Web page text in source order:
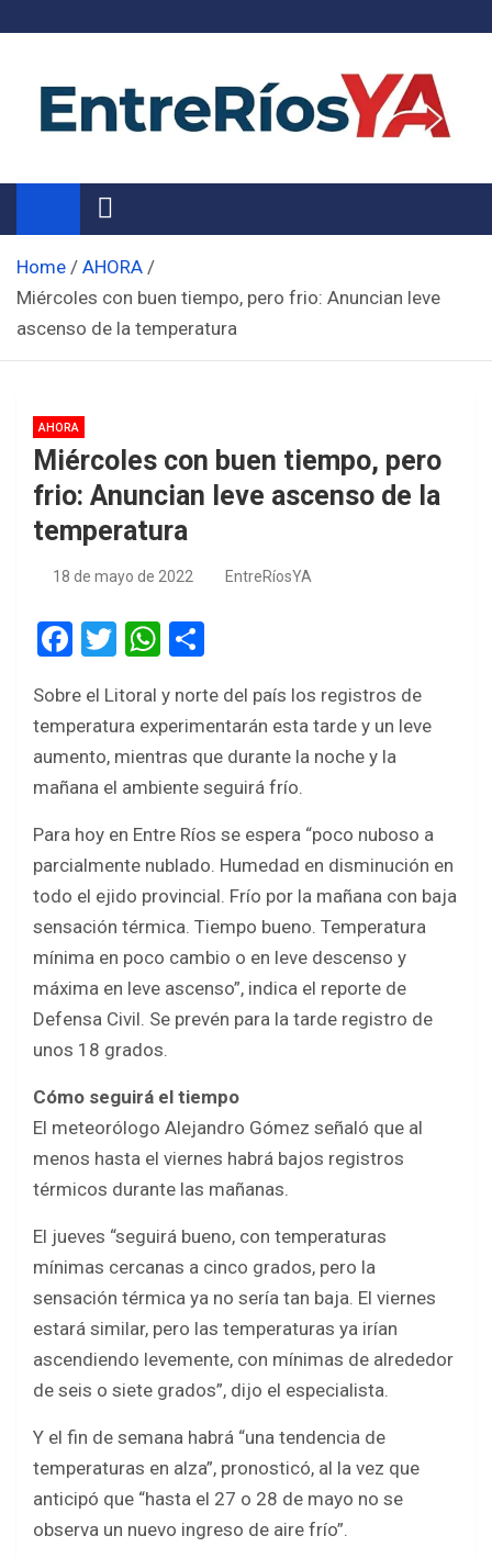
Noticias de Entre Ríos
Información de toda la provincia ahora
Home
AHORA
Miércoles con buen tiempo, pero frio: Anuncian leve
ascenso de la temperatura
AHORA
Miércoles con buen tiempo, pero
frio: Anuncian leve ascenso de la
temperatura
18 de mayo de 2022 EntreRíosYA
F
ce
b
o
k
T
tt
er
W
at
s
A
p
ar
e
Sobre el Litoral y norte del país los registros de
temperatura experimentarán esta tarde y un leve
aumento, mientras que durante la noche y la
mañana el ambiente seguirá frío.
Para hoy en Entre Ríos se espera “poco nuboso a
parcialmente nublado. Humedad en disminución en
todo el ejido provincial. Frío por la mañana con baja
sensación térmica. Tiempo bueno. Temperatura
mínima en poco cambio o en leve descenso y
máxima en leve ascenso”, indica el reporte de
Defensa Civil. Se prevén para la tarde registro de
unos 18 grados.
Cómo seguirá el tiempo
El meteorólogo Alejandro Gómez señaló que al
menos hasta el viernes habrá bajos registros
térmicos durante las mañanas.
El jueves “seguirá bueno, con temperaturas
mínimas cercanas a cinco grados, pero la
sensación térmica ya no sería tan baja. El viernes
estará similar, pero las temperaturas ya irían
ascendiendo levemente, con mínimas de alrededor
de seis o siete grados”, dijo el especialista.
Y el fin de semana habrá “una tendencia de
temperaturas en alza”, pronosticó, al la vez que
anticipó que “hasta el 27 o 28 de mayo no se
observa un nuevo ingreso de aire frío”.